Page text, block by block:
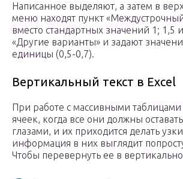
Написанное выделяют, а затем в
меню находят пункт
вместо стандартных значений 1; 1,5
«Другие варианты» и задают
единицы (0,5-0,7).
Вертикальный текст в Excel
При работе с массивными
ячеек, когда все они должны
глазами, и их приходится делать
информация в них выглядит
Чтобы перевернуть ее в